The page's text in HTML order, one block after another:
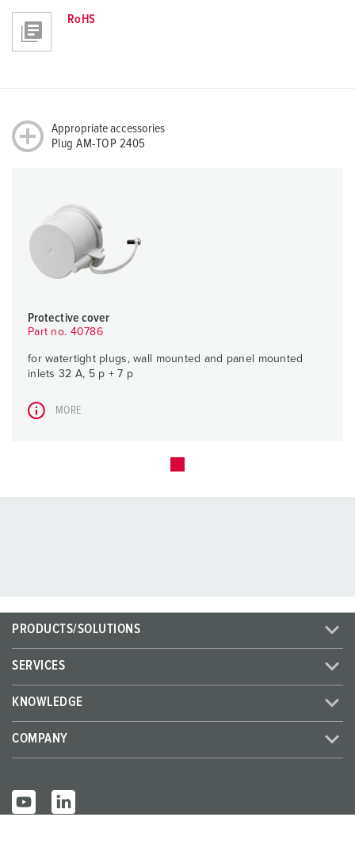
RoHS
Appropriate accessories
Plug AM-TOP 2405
Protective cover
Part no. 40786
for watertight plugs, wall mounted and panel mounted
inlets 32 A, 5 p + 7 p
MORE
PRODUCTS/SOLUTIONS
SERVICES
KNOWLEDGE
COMPANY